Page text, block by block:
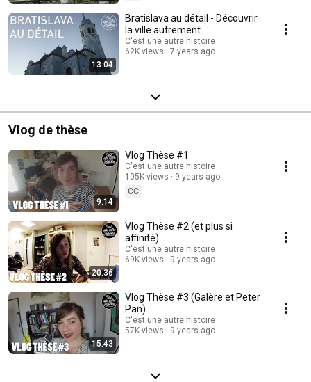
13:04
Bratislava au détail - Découvrir
la ville autrement
C'est une autre histoire
62K views
7 years ago
Vlog de thèse
9:14
Vlog Thèse #1
C'est une autre histoire
105K views
9 years ago
CC
20:36
Vlog Thèse #2 (et plus si
affinité)
C'est une autre histoire
69K views
9 years ago
15:43
Vlog Thèse #3 (Galère et Peter
Pan)
C'est une autre histoire
57K views
9 years ago